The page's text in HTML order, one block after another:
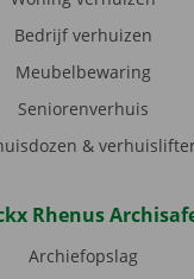
Bedrijf verhuizen
Meubelbewaring
Seniorenverhuis
&
Rhenus
Archiefopslag